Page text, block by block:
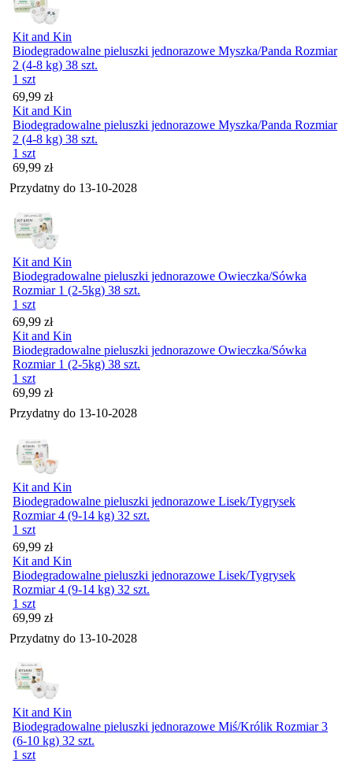
Kit and Kin
Biodegradowalne pieluszki jednorazowe Myszka/Panda Rozmiar
2 (4-8 kg) 38 szt.
1 szt
Cena
69,99 zł
Kit and Kin
Biodegradowalne pieluszki jednorazowe Myszka/Panda Rozmiar
2 (4-8 kg) 38 szt.
1 szt
Cena
69,99 zł
Przydatny do 13-10-2028
Kit and Kin
Biodegradowalne pieluszki jednorazowe Owieczka/Sówka
Rozmiar 1 (2-5kg) 38 szt.
1 szt
Cena
69,99 zł
Kit and Kin
Biodegradowalne pieluszki jednorazowe Owieczka/Sówka
Rozmiar 1 (2-5kg) 38 szt.
1 szt
Cena
69,99 zł
Przydatny do 13-10-2028
Kit and Kin
Biodegradowalne pieluszki jednorazowe Lisek/Tygrysek
Rozmiar 4 (9-14 kg) 32 szt.
1 szt
Cena
69,99 zł
Kit and Kin
Biodegradowalne pieluszki jednorazowe Lisek/Tygrysek
Rozmiar 4 (9-14 kg) 32 szt.
1 szt
Cena
69,99 zł
Przydatny do 13-10-2028
Kit and Kin
Biodegradowalne pieluszki jednorazowe Miś/Królik Rozmiar 3
(6-10 kg) 32 szt.
1 szt